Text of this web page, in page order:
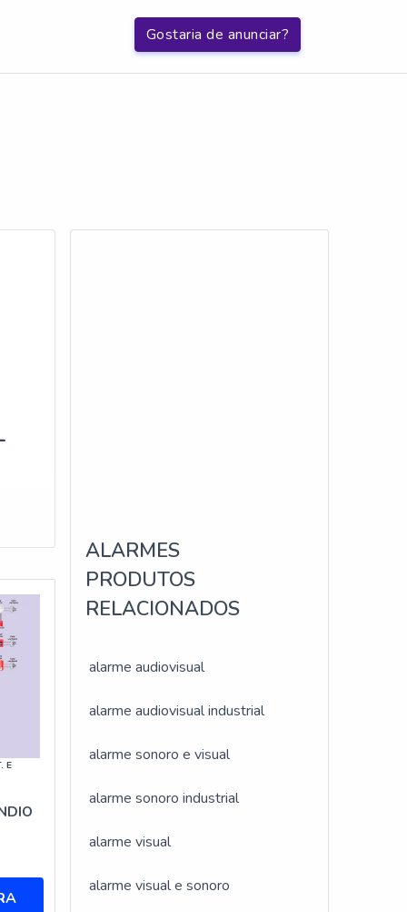
Gostaria de anunciar?
E
ALARMES
PRODUTOS
RELACIONADOS
alarme audiovisual
alarme audiovisual industrial
alarme sonoro e visual
alarme sonoro industrial
alarme visual
alarme visual e sonoro